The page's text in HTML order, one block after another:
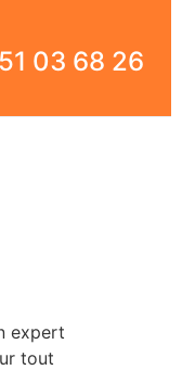
03 68 26
expert
tout